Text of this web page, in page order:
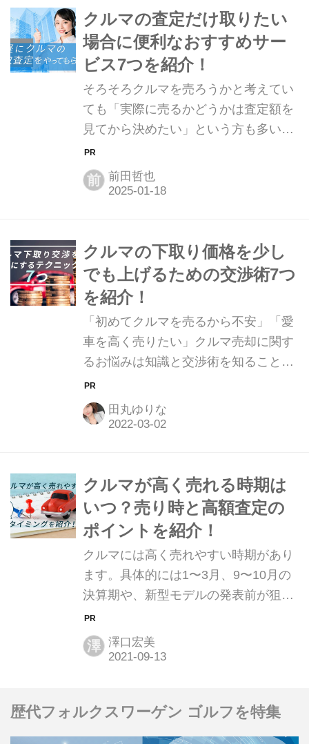
たい」など、少し様子を見てみたい方
にとっては便利なサービスと言えるの
ではないでしょうか。 また、中古車市
場で自分と同じ条件のクルマがどれぐ
らいの値段で販売されているかを参考
にする方法もあります。 両者を組み合
わせることで、自分のクルマがどれぐ
らいの価格で買い取ってもらえるの
か、見通しをつけることができるでし
ょう。 こ...
クルマの査定だけ取りたい
場合に便利なおすすめサー
ビス7つを紹介！
そろそろクルマを売ろうかと考えてい
ても「実際に売るかどうかは査定額を
見てから決めたい」という方も多いの
ではないでしょうか。 まず「クルマを
売るのは査定額を見た後で」で、当然
問題ありません。売るかどうかはオー
飯事です。しかし、実際に査定士に査
定を取ってもらった後では、断るのは
忍びないという方も多いはずです。 そ
こで、この記事では概算ではあります
が、クルマの査定額だけを知りたい場
合に便利なおすすめサービスを紹介し
ます。 実際に査定士にクルマを見ても
らわなくてもクルマの概算査定がわか
るサービスですので、売却活動の参考
にしていた...
前 前田哲也
クルマの下取り価格を少し
でも上げるための交渉術7つ
を紹介！
「初めてクルマを売るから不安」「愛
車を高く売りたい」クルマ売却に関す
るお悩みは知識と交渉術を知ることで
解消できます。ご紹介する方法でクル
マを高く売り、素敵なカーライフを楽
しみましょう。 今まで大切に乗ってき
多いのではないでしょうか。 クルマや
下取りに関する知識がなかったり、初
めてクルマの買い替えを検討している
場合は、どうするのが正解か分から
ず、不安になることもあると思いま
す。 また、実際に査定に出してみたら
想定よりも査定額が低く、本当に自分
のクルマはそれくらいの価値しかない
のか？と疑問を抱えている方もいらっ
しゃるのではな...
田丸ゆりな
クルマが高く売れる時期は
いつ？売り時と高額査定の
ポイントを紹介！
クルマには高く売れやすい時期があり
ます。具体的には1〜3月、9〜10月の
決算期や、新型モデルの発表前が狙い
目です。他にも走行距離などの目安が
あります。この記事では高くクルマを
売るための狙い目の時期や、高額査定
期があります。1〜3月、そして9〜10
月の時期は特に狙い目です。また、フ
澤 澤口宏美
歴代フォルクスワーゲン ゴルフを特集